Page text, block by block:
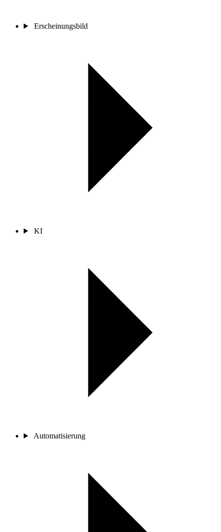
Erscheinungsbild
KI
Automatisierung